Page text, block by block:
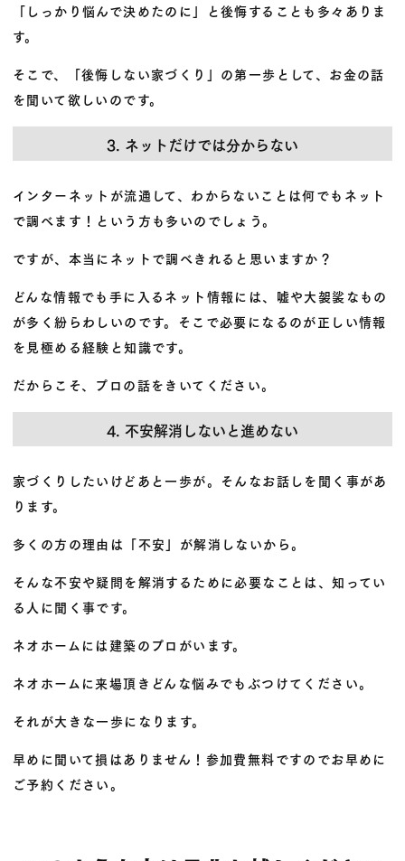
「しっかり悩んで決めたのに」と後悔することも多々ありま
す。
そこで、
「後悔しない家づくり」の第一歩 として、お金の話
を聞いて欲しいのです。
3. ネットだけでは分からない
インターネットが流通して、わからないことは何でもネット
で調べます！という方も多いのでしょう。
ですが、本当にネットで調べきれると思いますか？
どんな情報でも手に入るネット情報には、嘘や大袈裟なもの
が多く紛らわしいのです。そこで必要になるのが正しい情報
を見極める経験と知識です。
だからこそ、プロの話をきいてください。
4. 不安解消しないと進めない
家づくりしたいけどあと一歩が。そんなお話しを聞く事があ
ります。
多くの方の理由は「不安」が解消しないから。
そんな不安や疑問を解消するために必要なことは、知ってい
る人に聞く事です。
ネオホームには建築のプロがいます。
ネオホームに来場頂きどんな悩みでもぶつけてください。
それが大きな一歩になります。
早めに聞いて損はありません！参加費無料ですのでお早めに
ご予約ください。